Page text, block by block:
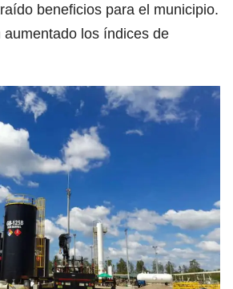
beneficios para el municipio.
aumentado los índices de